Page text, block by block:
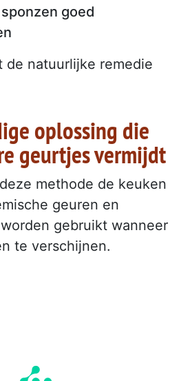
goed
de natuurlijke remedie
oplossing die
geurtjes vermijdt
methode de keuken
geuren en
gebruikt wanneer
te verschijnen.